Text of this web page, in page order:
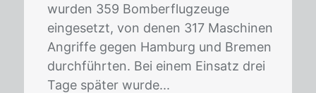
wurden 359 Bomberflugzeuge
eingesetzt, von denen 317 Maschinen
Angriffe gegen Hamburg und Bremen
durchführten. Bei einem Einsatz drei
Tage später wurde...